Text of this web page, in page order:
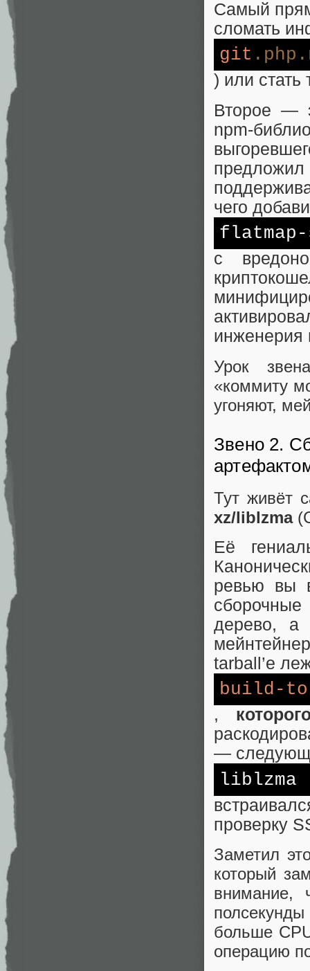
Самый
сломать
git .php
) или стать
Второе —
npm-
чего
flatmap-
с
инженерия
Урок
«коммиту
угоняют,
Звено 2.
Тут живёт
xz/liblzma
Её
ревью вы
дерево, а
tarball’е
build-
,
—
liblzma
проверку
Заметил
который
внимание,
больше
операцию